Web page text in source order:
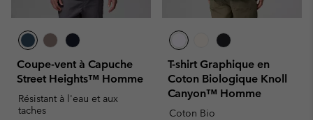
Coupe-vent à Capuche
Street Heights™ Homme
Résistant à l'eau et aux
taches
T-shirt Graphique en
Coton Biologique Knoll
Canyon™ Homme
Coton Bio